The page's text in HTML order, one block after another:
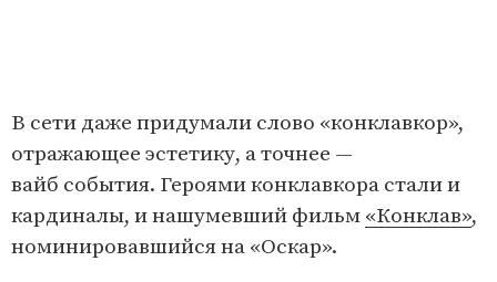
В сети даже придумали слово «конклавкор»,
отражающее эстетику, а точнее —
вайб события. Героями конклавкора стали и
кардиналы, и нашумевший фильм «Конклав»,
номинировавшийся на «Оскар».